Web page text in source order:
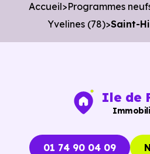
Organiser des visites
Vous pouvez consulter dès
opportunités concrètes.
Accueil Programmes
Yvelines (78) Saint-
Ile de
01 74 90 04 09